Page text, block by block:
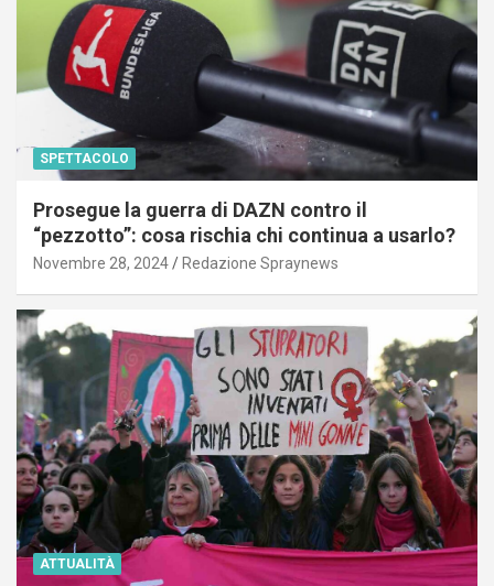
SPETTACOLO
Prosegue la guerra di DAZN contro il
“pezzotto”: cosa rischia chi continua a usarlo?
Novembre 28, 2024 Redazione Spraynews
ATTUALITÀ